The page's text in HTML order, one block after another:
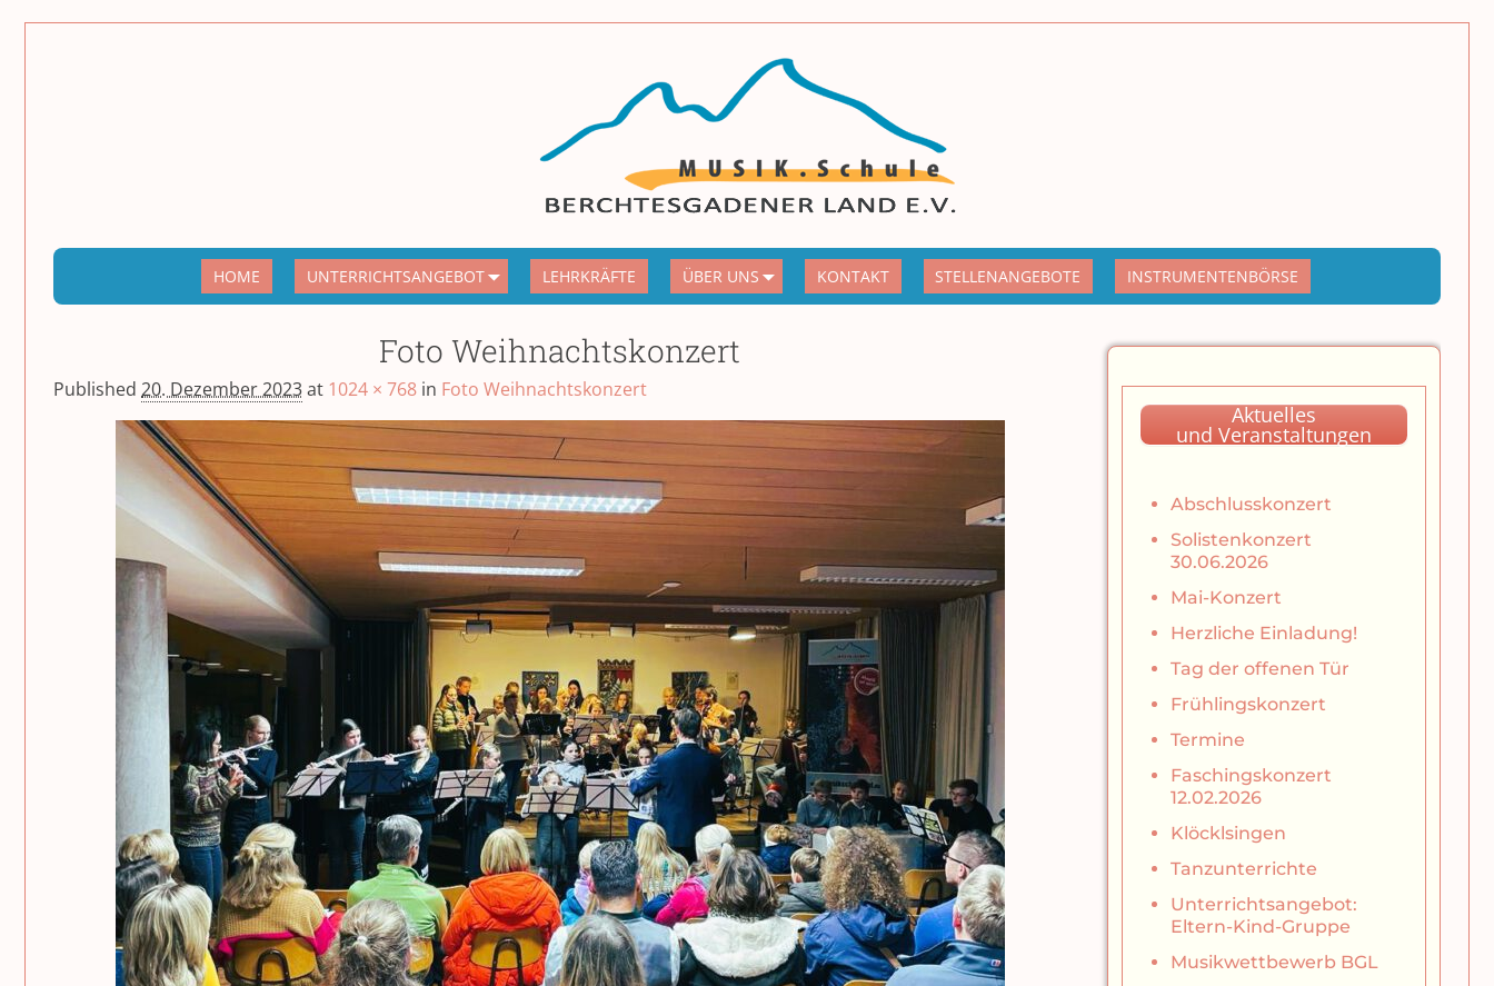
HOME UNTERRICHTSANGEBOT LEHRKRÄFTE ÜBER UNS KONTAKT STELLENANGEBOTE INSTRUMENTENBÖRSE
Foto Weihnachtskonzert
Published 20. Dezember 2023at 1024 × 768 in Foto Weihnachtskonzert
Aktuelles
und Veranstaltungen
Abschlusskonzert
Solistenkonzert
30.06.2026
Mai-Konzert
Herzliche Einladung!
Tag der offenen Tür
Frühlingskonzert
Termine
Faschingskonzert
12.02.2026
Klöcklsingen
Tanzunterrichte
Unterrichtsangebot:
Eltern-Kind-Gruppe
Musikwettbewerb BGL